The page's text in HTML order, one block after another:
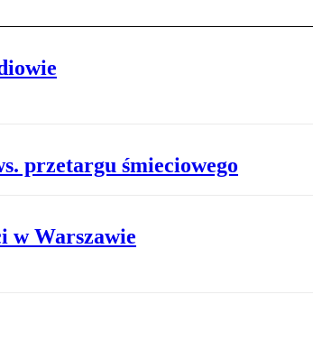
przetargu śmieciowego
w Warszawie